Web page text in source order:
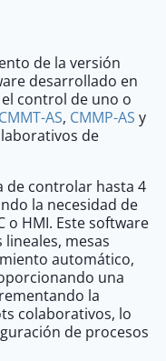
de la versión
desarrollado en
control de uno o
CMMT-AS, CMMP-AS y
de
de controlar hasta 4
la necesidad de
o HMI. Este software
mesas
automático,
una
la
colaborativos, lo
de procesos